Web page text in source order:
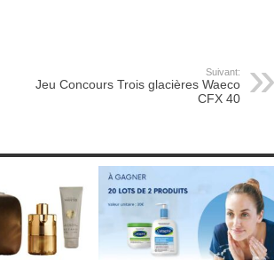
Suivant:
Jeu Concours Trois glacières Waeco
CFX 40